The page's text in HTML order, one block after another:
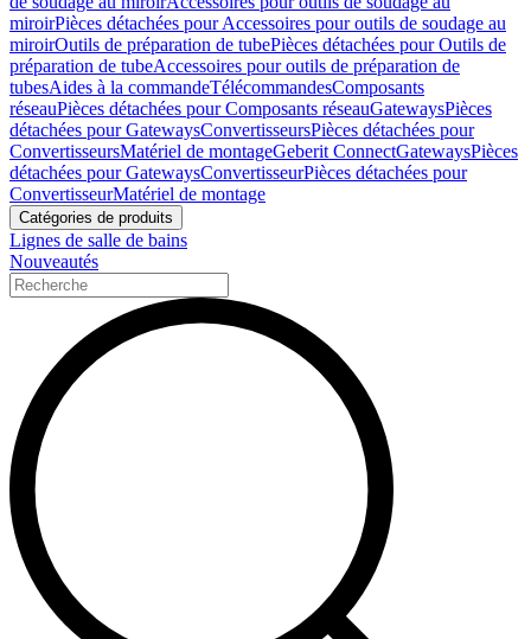
miroirPièces détachées pour Accessoires pour outils de soudage au
miroirOutils de préparation de tubePièces détachées pour Outils de
préparation de tubeAccessoires pour outils de préparation de
tubesAides à la commandeTélécommandesComposants
réseauPièces détachées pour Composants réseauGatewaysPièces
détachées pour GatewaysConvertisseursPièces détachées pour
ConvertisseursMatériel de montageGeberit ConnectGatewaysPièces
détachées pour GatewaysConvertisseurPièces détachées pour
ConvertisseurMatériel de montage
Catégories de produits
Lignes de salle de bains
Nouveautés